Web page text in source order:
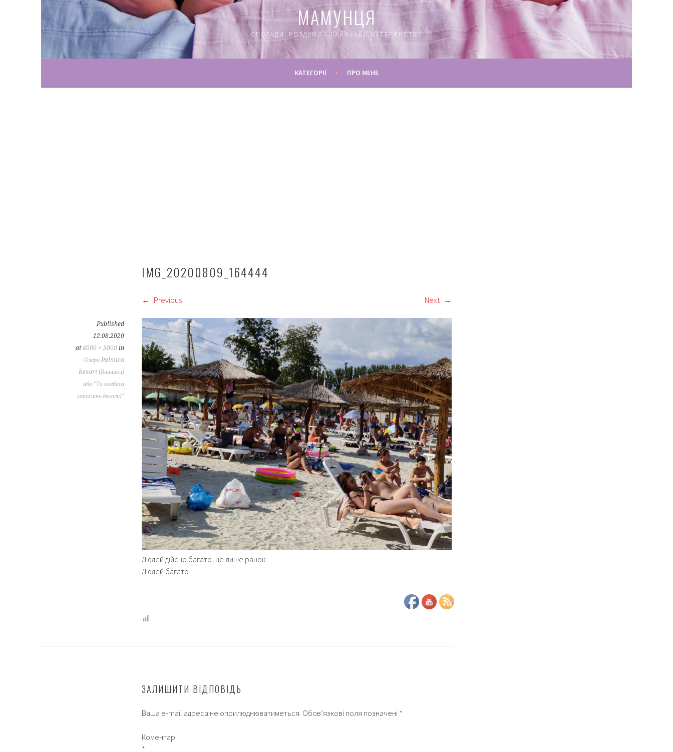
МАМУНЦЯ
СПОГАДИ, РОЗДУМИ І ЛАЙФХАКИ МАТЕРИНСТВА
КАТЕГОРІЇ ПРО МЕНЕ
IMG_20200809_164444
Previous Next
Published
12.08.2020
at4000 × 3000 in
Озеро Palmira
Resort (Винники)
або “То ковбаса
заносить деколи!”
Людей дійсно багато, це лише ранок
Людей багато
ЗАЛИШИТИ ВІДПОВІДЬ
Ваша e-mail адреса не оприлюднюватиметься. Обов’язкові поля позначені *
Коментар
*